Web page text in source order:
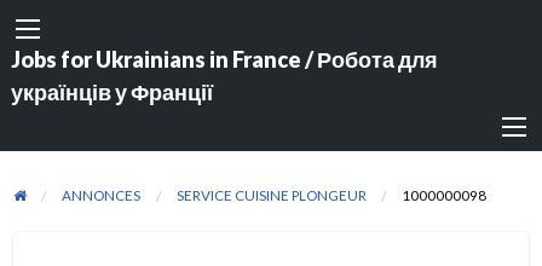
Jobs for Ukrainians in France / Робота для
українців у Франції
ANNONCES SERVICE CUISINE PLONGEUR 1000000098